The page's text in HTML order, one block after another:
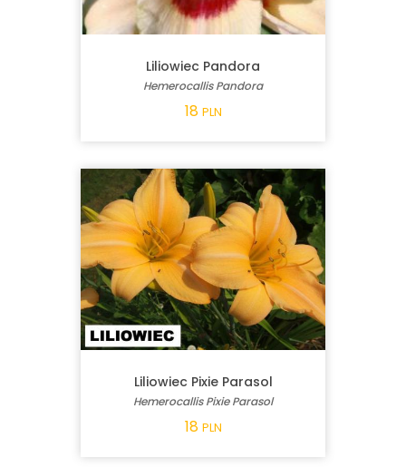
Liliowiec Pandora
Hemerocallis Pandora
18 PLN
Liliowiec Pixie Parasol
Hemerocallis Pixie Parasol
18 PLN